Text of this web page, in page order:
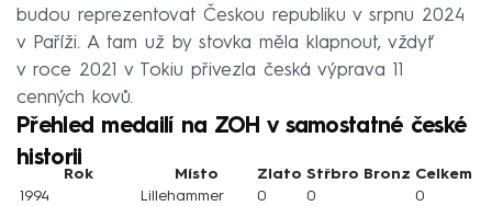
budou reprezentovat Českou republiku v srpnu 2024
v Paříži. A tam už by stovka měla klapnout, vždyť
v roce 2021 v Tokiu přivezla česká výprava 11
cenných kovů.
Přehled medailí na ZOH v samostatné české
historii
Rok Místo Zlato Střbro Bronz Celkem
1994
Lillehammer 0 0
0